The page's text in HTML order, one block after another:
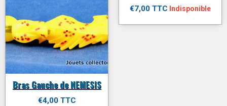
Bras Gauche de NEMESIS
€4,00 TTC
€7,00 TTC Indisponible